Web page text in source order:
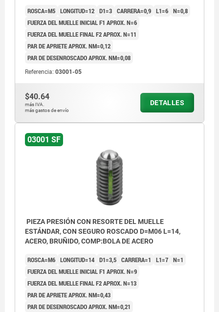
ROSCA=M5 LONGITUD=12 D1=3 CARRERA=0,9 L1=6 N=0,8
FUERZA DEL MUELLE INICIAL F1 APROX. N=6
FUERZA DEL MUELLE FINAL F2 APROX. N=11
PAR DE APRIETE APROX. NM=0,12
PAR DE DESENROSCADO APROX. NM=0,08
Referencia: 03001-05
$40.64
más IVA.
más gastos de envío
DETALLES
03001 SF
PIEZA PRESIÓN CON RESORTE DEL MUELLE
ESTÁNDAR, CON SEGURO ROSCADO D=M06 L=14,
ACERO, BRUÑIDO, COMP:BOLA DE ACERO
ROSCA=M6 LONGITUD=14 D1=3,5 CARRERA=1 L1=7 N=1
FUERZA DEL MUELLE INICIAL F1 APROX. N=9
FUERZA DEL MUELLE FINAL F2 APROX. N=13
PAR DE APRIETE APROX. NM=0,43
PAR DE DESENROSCADO APROX. NM=0,21